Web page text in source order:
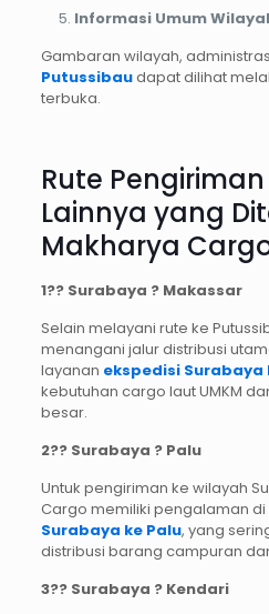
Informasi Umum
Gambaran wilayah,
Putussibaudapat dilihat
terbuka.
Rute
Lainnya yang
Makharya
1?? Surabaya ? Makassar
Selain melayani rute ke
menangani jalur distribusi
layanan ekspedisi Surabaya
kebutuhan cargo laut UMKM
besar.
2?? Surabaya ? Palu
Untuk pengiriman ke wilayah
Cargo memiliki pengalaman di
Surabaya ke Palu, yang
distribusi barang campuran
3?? Surabaya ? Kendari